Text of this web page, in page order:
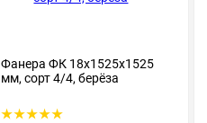
Фанера ФК 18х1525х1525
мм, сорт 4/4, берёза